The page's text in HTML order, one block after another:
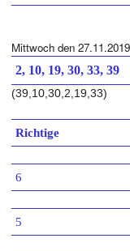
Mittwoch den 27.11.2019
2, 10, 19, 30, 33, 39
(39,10,30,2,19,33)
Richtige
6
5